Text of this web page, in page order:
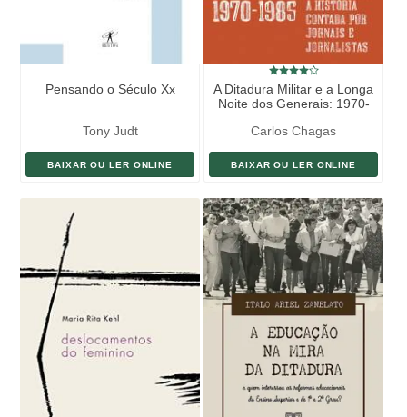
Pensando o Século Xx
Tony Judt
BAIXAR OU LER ONLINE
A Ditadura Militar e a Longa
Noite dos Generais: 1970-
Carlos Chagas
BAIXAR OU LER ONLINE